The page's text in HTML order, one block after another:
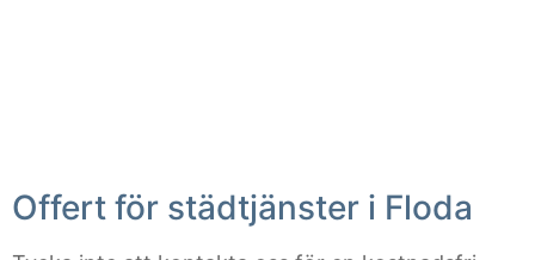
Offert för städtjänster i Floda